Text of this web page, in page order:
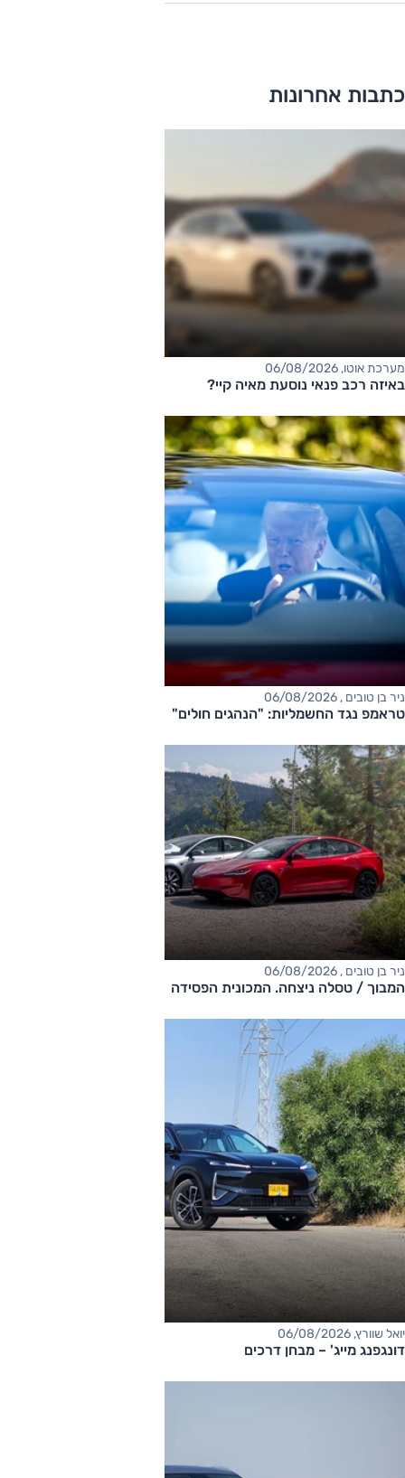
כתבות אחרונות
מערכת אוטו, 06/08/2026
באיזה רכב פנאי נוסעת מאיה קיי?
ניר בן טובים , 06/08/2026
טראמפ נגד החשמליות: "הנהגים חולים"
ניר בן טובים , 06/08/2026
המבוך / טסלה ניצחה. המכונית הפסידה
יואל שוורץ, 06/08/2026
דונגפנג מייג' – מבחן דרכים